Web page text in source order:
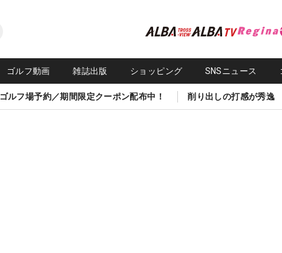
ゴルフ動画 雑誌出版 ショッピング SNSニュース
ゴルフ場予約／期間限定クーポン配布中！ 削り出しの打感が秀逸